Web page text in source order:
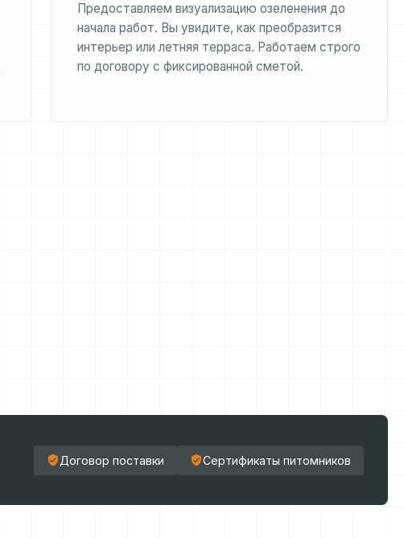
Предоставляем визуализацию озеленения до
начала работ. Вы увидите, как преобразится
интерьер или летняя терраса. Работаем строго
по договору с фиксированной сметой.
Договор поставки Сертификаты питомников